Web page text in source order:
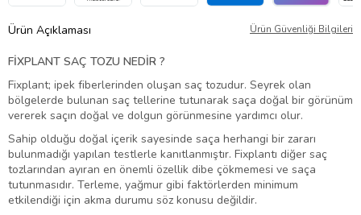
Ürün Açıklaması Ürün Güvenliği Bilgileri
FİXPLANT SAÇ TOZU NEDİR ?
Fixplant; ipek fiberlerinden oluşan saç tozudur. Seyrek olan
bölgelerde bulunan saç tellerine tutunarak saça doğal bir görünüm
vererek saçın doğal ve dolgun görünmesine yardımcı olur.
Sahip olduğu doğal içerik sayesinde saça herhangi bir zararı
bulunmadığı yapılan testlerle kanıtlanmıştır. Fixplantı diğer saç
tozlarından ayıran en önemli özellik dibe çökmemesi ve saça
tutunmasıdır. Terleme, yağmur gibi faktörlerden minimum
etkilendiği için akma durumu söz konusu değildir.